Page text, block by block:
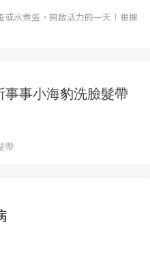
水煮蛋，開啟活力的一天！根據